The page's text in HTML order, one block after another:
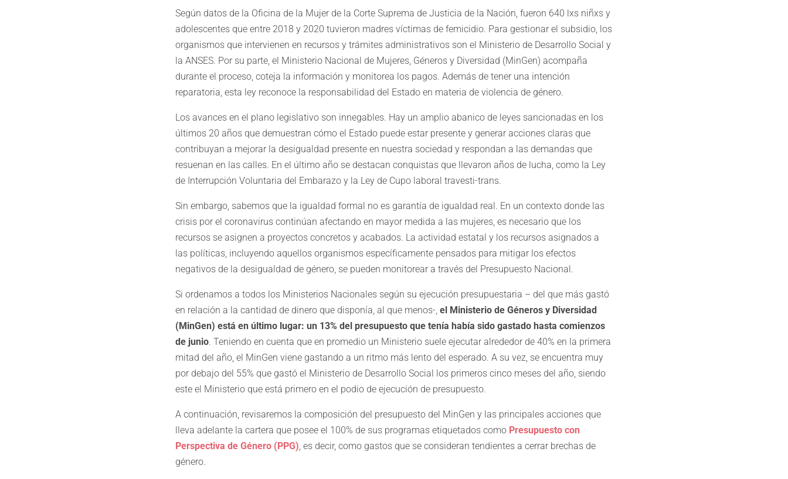
Según datos de la Oficina de la Mujer de la Corte Suprema de Justicia de la Nación, fueron 640 lxs niñxs y
adolescentes que entre 2018 y 2020 tuvieron madres víctimas de femicidio. Para gestionar el subsidio, los
organismos que intervienen en recursos y trámites administrativos son el Ministerio de Desarrollo Social y
la ANSES. Por su parte, el Ministerio Nacional de Mujeres, Géneros y Diversidad (MinGen) acompaña
durante el proceso, coteja la información y monitorea los pagos. Además de tener una intención
reparatoria, esta ley reconoce la responsabilidad del Estado en materia de violencia de género.
Los avances en el plano legislativo son innegables. Hay un amplio abanico de leyes sancionadas en los
últimos 20 años que demuestran cómo el Estado puede estar presente y generar acciones claras que
contribuyan a mejorar la desigualdad presente en nuestra sociedad y respondan a las demandas que
resuenan en las calles. En el último año se destacan conquistas que llevaron años de lucha, como la Ley
de Interrupción Voluntaria del Embarazo y la Ley de Cupo laboral travesti-trans.
Sin embargo, sabemos que la igualdad formal no es garantía de igualdad real. En un contexto donde las
crisis por el coronavirus continúan afectando en mayor medida a las mujeres, es necesario que los
recursos se asignen a proyectos concretos y acabados. La actividad estatal y los recursos asignados a
las políticas, incluyendo aquellos organismos específicamente pensados para mitigar los efectos
negativos de la desigualdad de género, se pueden monitorear a través del Presupuesto Nacional.
Si ordenamos a todos los Ministerios Nacionales según su ejecución presupuestaria – del que más gastó
en relación a la cantidad de dinero que disponía, al que menos-, el Ministerio de Géneros y Diversidad
(MinGen) está en último lugar: un 13% del presupuesto que tenía había sido gastado hasta comienzos
de junio. Teniendo en cuenta que en promedio un Ministerio suele ejecutar alrededor de 40% en la primera
mitad del año, el MinGen viene gastando a un ritmo más lento del esperado. A su vez, se encuentra muy
por debajo del 55% que gastó el Ministerio de Desarrollo Social los primeros cinco meses del año, siendo
este el Ministerio que está primero en el podio de ejecución de presupuesto.
A continuación, revisaremos la composición del presupuesto del MinGen y las principales acciones que
lleva adelante la cartera que posee el 100% de sus programas etiquetados como Presupuesto con
Perspectiva de Género (PPG) , es decir, como gastos que se consideran tendientes a cerrar brechas de
género.